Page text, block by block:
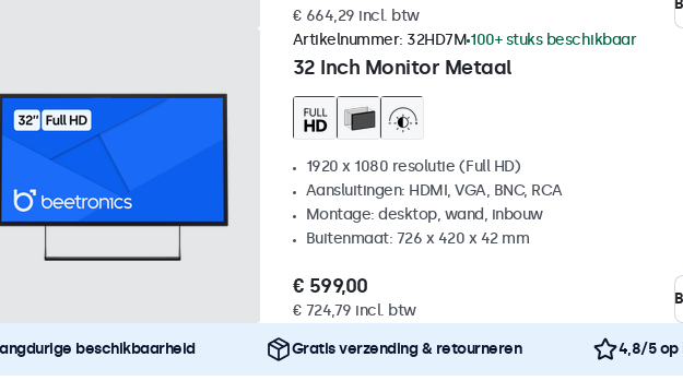
€ 664,29 incl. btw
32 Inch Monitor Metaal
Artikelnummer: 32HD7M 100+ stuks beschikbaar
1920 x 1080 resolutie (Full HD)
Aansluitingen: HDMI, VGA, BNC, RCA
Montage: desktop, wand, inbouw
Buitenmaat: 726 x 420 x 42 mm
€ 599,00
€ 724,79 incl. btw
beschikbaarheid Gratis verzending & retourneren 4,8/5 op